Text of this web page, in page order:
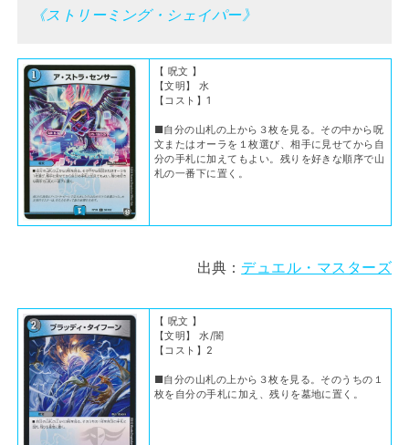
《ストリーミング・シェイパー》
【 呪文 】
【文明】 水
【コスト】1
■自分の山札の上から３枚を見る。その中から呪
文またはオーラを１枚選び、相手に見せてから自
分の手札に加えてもよい。残りを好きな順序で山
札の一番下に置く。
出典： デュエル・マスターズ
【 呪文 】
【文明】 水/闇
【コスト】2
■自分の山札の上から３枚を見る。そのうちの１
枚を自分の手札に加え、残りを墓地に置く。